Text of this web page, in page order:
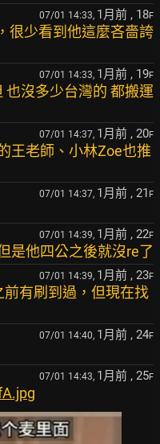
07/01 14:33, 1月前 , 18F
很少看到他這麼吝嗇誇
07/01 14:33, 1月前 , 19F
也沒多少台灣的 都搬運
07/01 14:37, 1月前 , 20F
王老師、小林Zoe也推
07/01 14:37, 1月前 , 21 F
07/01 14:39, 1月前 , 22F
是他四公之後就沒re了
07/01 14:39, 1月前 , 23F
有刷到過，但現在找
07/01 14:40, 1月前 , 24F
07/01 14:43, 1月前 , 25F